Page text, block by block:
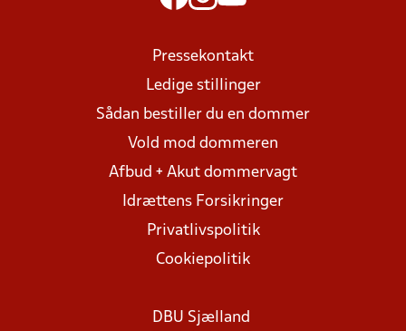
Pressekontakt
Ledige stillinger
Sådan bestiller du en dommer
Vold mod dommeren
Afbud + Akut dommervagt
Idrættens Forsikringer
Privatlivspolitik
Cookiepolitik
DBU Sjælland